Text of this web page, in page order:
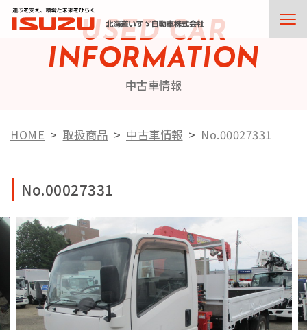
USED CAR
INFORMATION
中古車情報
HOME 取扱商品 中古車情報 No.00027331
No.00027331